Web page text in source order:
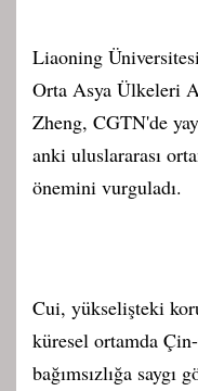
Liaoning
Orta Asya Ülkeleri
Zheng, CGTN'de
anki uluslararası
önemini vurguladı.
Cui, yükselişteki
küresel ortamda
bağımsızlığa saygı